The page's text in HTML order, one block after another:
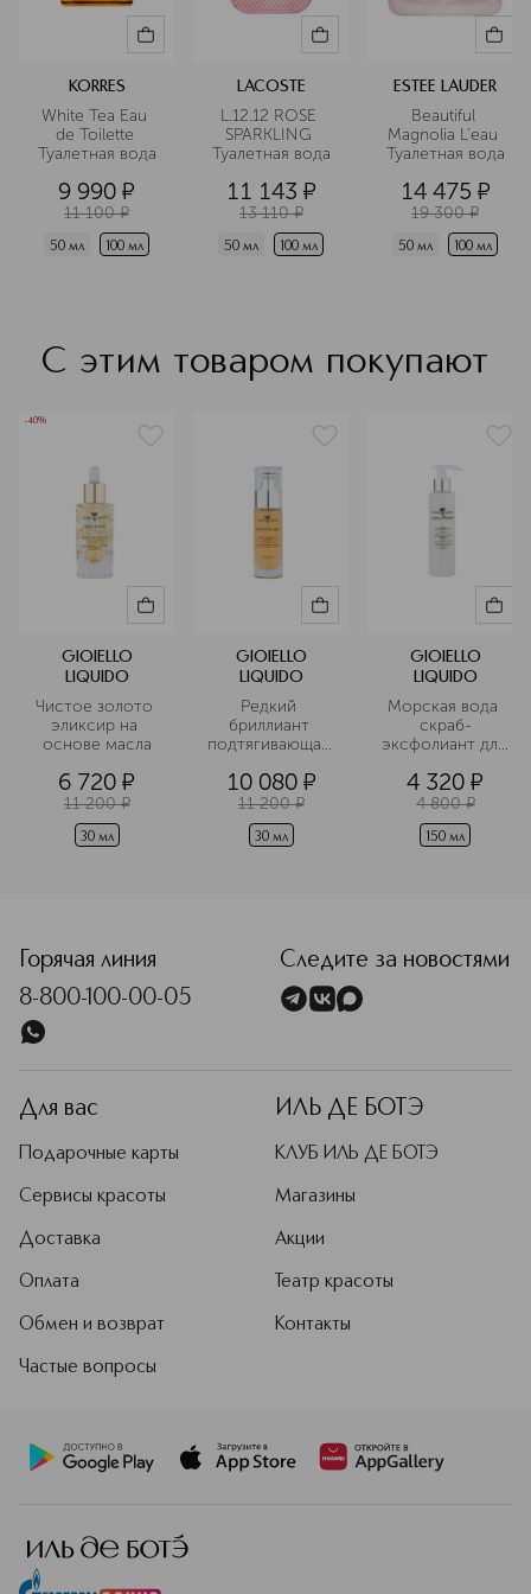
KORRES
White Tea Eau
de Toilette
Туалетная вода
9 990 ¤
11 100 ¤
50 мл 100 мл
LACOSTE
L.12.12 ROSE
SPARKLING
Туалетная вода
11 143 ¤
13 110 ¤
50 мл 100 мл
ESTEE LAUDER
Beautiful
Magnolia L'eau
Туалетная вода
14 475 ¤
19 300 ¤
50 мл 100 мл
С этим товаром покупают
-40%
GIOIELLO
LIQUIDO
Чистое золото
эликсир на
основе масла
6 720 ¤
11 200 ¤
30 мл
GIOIELLO
LIQUIDO
Редкий
бриллиант
подтягивающая
сыворотка
10 080 ¤
11 200 ¤
30 мл
GIOIELLO
LIQUIDO
Морская вода
скраб-
эксфолиант для
4 320 ¤
4 800 ¤
150 мл
Горячая линия
8-800-100-00-05
Следите за новостями
Для вас
Подарочные карты
Сервисы красоты
Доставка
Оплата
Обмен и возврат
Частые вопросы
ИЛЬ ДЕ БОТЭ
КЛУБ ИЛЬ ДЕ БОТЭ
Магазины
Акции
Театр красоты
Контакты